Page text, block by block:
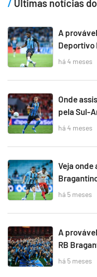
Últimas notícias
A
Deportivo
há 4 meses
Onde
pela Sul-
há 4 meses
Veja onde
há 5 meses
A
RB
há 5 meses